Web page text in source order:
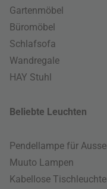
Gartenmöbel
Büromöbel
Schlafsofa
Wandregale
HAY Stuhl
Beliebte Leuchten
Pendellampe für
Muuto Lampen
Kabellose